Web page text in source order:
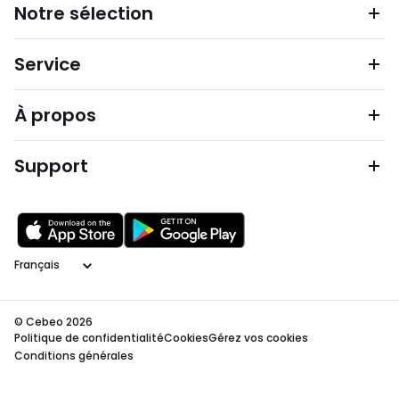
Notre sélection
Service
À propos
Support
Langage
© Cebeo 2026
Politique de confidentialitéCookiesGérez vos cookies
Conditions générales